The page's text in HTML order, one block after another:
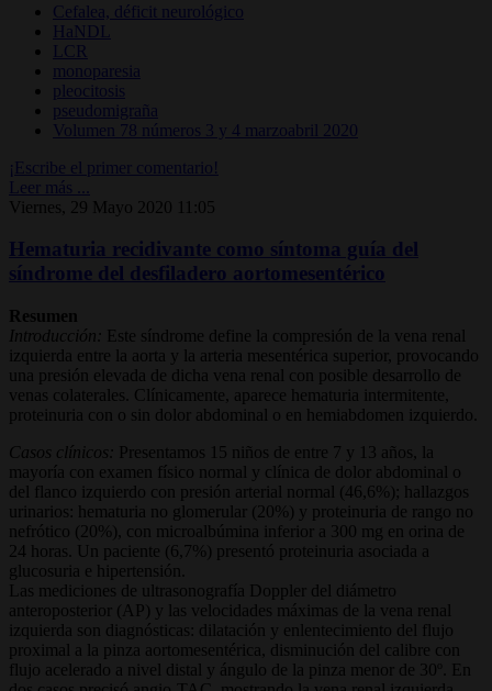
Cefalea, déficit neurológico
HaNDL
LCR
monoparesia
pleocitosis
pseudomigraña
Volumen 78 números 3 y 4 marzoabril 2020
¡Escribe el primer comentario!
Leer más ...
Viernes, 29 Mayo 2020 11:05
Hematuria recidivante como síntoma guía del
síndrome del desfiladero aortomesentérico
Resumen
Introducción:
Este síndrome define la compresión de la vena renal
izquierda entre la aorta y la arteria mesentérica superior, provocando
una presión elevada de dicha vena renal con posible desarrollo de
venas colaterales. Clínicamente, aparece hematuria intermitente,
proteinuria con o sin dolor abdominal o en hemiabdomen izquierdo.
Casos clínicos:
Presentamos 15 niños de entre 7 y 13 años, la
mayoría con examen físico normal y clínica de dolor abdominal o
del flanco izquierdo con presión arterial normal (46,6%); hallazgos
urinarios: hematuria no glomerular (20%) y proteinuria de rango no
nefrótico (20%), con microalbúmina inferior a 300 mg en orina de
24 horas. Un paciente (6,7%) presentó proteinuria asociada a
glucosuria e hipertensión.
Las mediciones de ultrasonografía Doppler del diámetro
anteroposterior (AP) y las velocidades máximas de la vena renal
izquierda son diagnósticas: dilatación y enlentecimiento del flujo
proximal a la pinza aortomesentérica, disminución del calibre con
flujo acelerado a nivel distal y ángulo de la pinza menor de 30º. En